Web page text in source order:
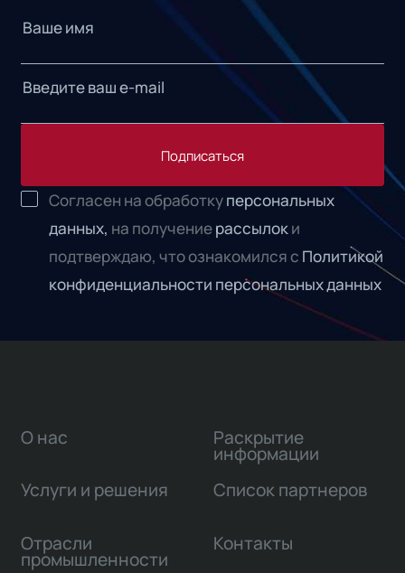
Подписаться
Согласен на обработкуперсональных
данных, на получениерассылоки
подтверждаю, что ознакомился с Политикой
конфиденциальности персональных данных
О нас
Услуги и решения
Отрасли
промышленности
Раскрытие
информации
Список партнеров
Контакты